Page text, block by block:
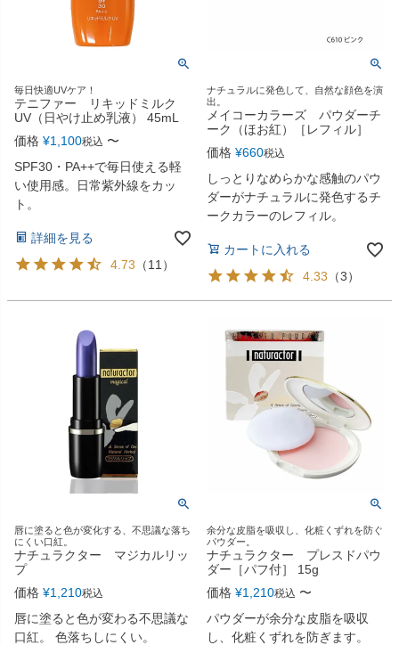
毎日快適UVケア！
テニファー リキッドミルク
UV（日やけ止め乳液） 45mL
価格 ¥1,100税込 〜
SPF30・PA++で毎日使える軽
い使用感。日常紫外線をカッ
ト。
詳細を見る
4.73 （11 ）
ナチュラルに発色して、自然な顔色を演
出。
メイコーカラーズ パウダーチ
ーク（ほお紅）［レフィル］
価格 ¥660税込
しっとりなめらかな感触のパウ
ダーがナチュラルに発色するチ
ークカラーのレフィル。
カートに入れる
4.33 （3）
唇に塗ると色が変化する、不思議な落ち
にくい口紅。
ナチュラクター マジカルリッ
プ
価格 ¥1,210税込
唇に塗ると色が変わる不思議な
口紅。 色落ちしにくい。
余分な皮脂を吸収し、化粧くずれを防ぐ
パウダー。
ナチュラクター プレスドパウ
ダー［パフ付］ 15g
価格 ¥1,210税込 〜
パウダーが余分な皮脂を吸収
し、化粧くずれを防ぎます。